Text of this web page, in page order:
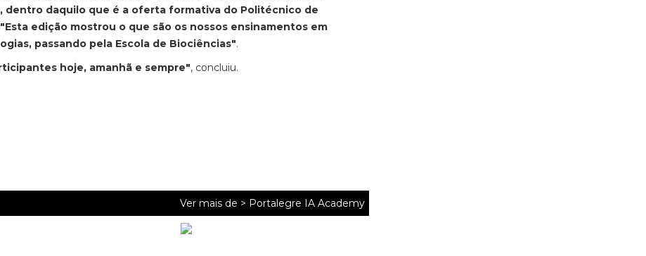
daquilo que é a oferta formativa do Politécnico de
"Esta edição mostrou o que são os nossos ensinamentos em
passando pela Escola de Biociências".
hoje, amanhã e sempre", concluiu.
Ver mais de > Portalegre IA Academy